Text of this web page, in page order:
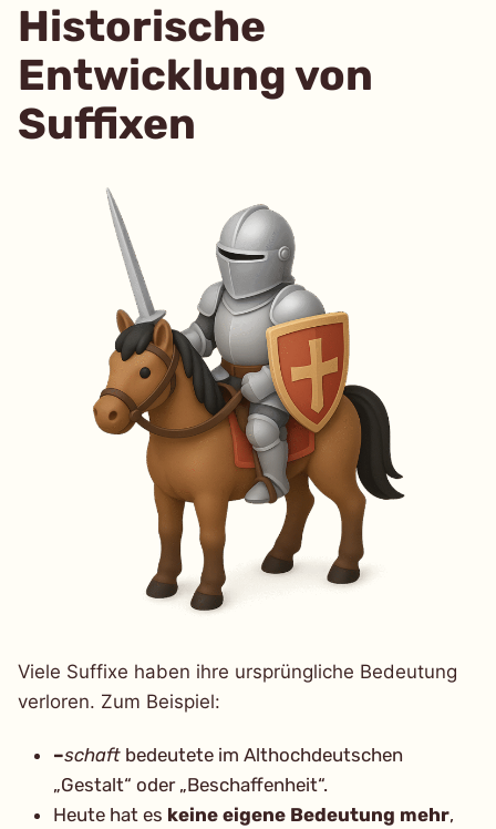
Historische
Entwicklung von
Suffixen
Viele Suffixe haben ihre ursprüngliche Bedeutung
verloren. Zum Beispiel:
–schaft bedeutete im Althochdeutschen
„Gestalt“ oder „Beschaffenheit“.
Heute hat es keine eigene Bedeutung mehr,